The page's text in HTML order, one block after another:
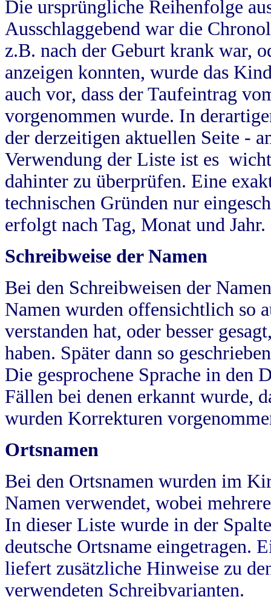
Die ursprüngliche Reihenfolge
Ausschlaggebend war die
z.B. nach der Geburt krank war,
anzeigen konnten, wurde das
auch vor, dass der Taufeintrag
vorgenommen wurde. In
der derzeitigen aktuellen Seite -
Verwendung der Liste ist es
dahinter zu überprüfen. Eine
technischen Gründen nur
erfolgt nach Tag, Monat und Jahr.
Schreibweise der Namen
Bei den Schreibweisen der
Namen wurden offensichtlich so
verstanden hat, oder besser
haben. Später dann so
Die gesprochene Sprache in
Fällen bei denen erkannt wurde,
wurden Korrekturen
Ortsnamen
Bei den Ortsnamen wurden im
Namen verwendet, wobei
In dieser Liste wurde in der
deutsche Ortsname eingetragen.
liefert zusätzliche Hinweise zu
verwendeten Schreibvarianten.